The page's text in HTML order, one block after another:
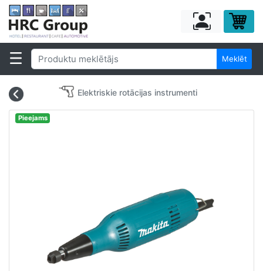
Meklēt
Elektriskie rotācijas instrumenti
Pieejams